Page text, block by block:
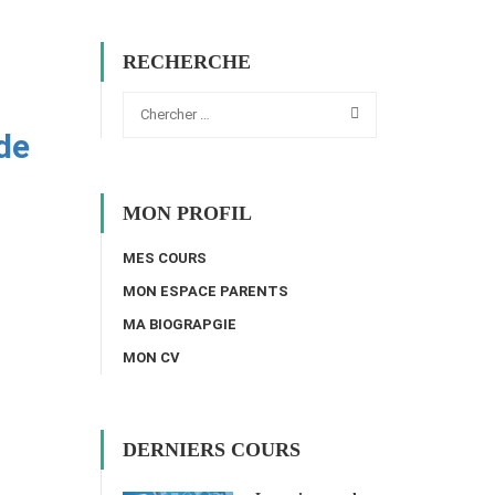
RECHERCHE
MON PROFIL
MES COURS
MON ESPACE PARENTS
MA BIOGRAPGIE
MON CV
DERNIERS COURS